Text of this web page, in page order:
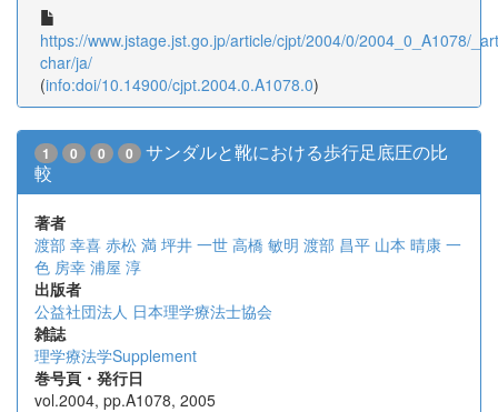
https://www.jstage.jst.go.jp/article/cjpt/2004/0/2004_0_A1078/
char/ja/
(info:doi/10.14900/cjpt.2004.0.A1078.0)
1 0 0 0
サンダルと靴における歩行足底圧の比
較
著者
渡部 幸喜 赤松 満 坪井 一世 高橋 敏明 渡部 昌平 山本 晴康 一
色 房幸 浦屋 淳
出版者
公益社団法人 日本理学療法士協会
雑誌
理学療法学Supplement
巻号頁・発行日
vol.2004, pp.A1078, 2005